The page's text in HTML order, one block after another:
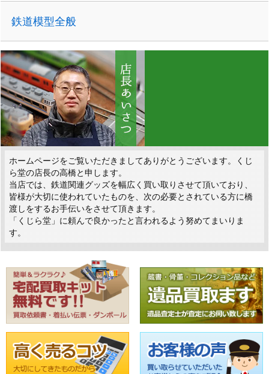
鉄道模型全般
ホームページをご覧いただきましてありがとうございます。くじ
ら堂の店長の高橋と申します。
当店では、鉄道関連グッズを幅広く買い取りさせて頂いており、
皆様が大切に使われていたものを、次の必要とされている方に橋
渡しをするお手伝いをさせて頂きます。
「くじら堂」に頼んで良かったと言われるよう努めてまいりま
す。